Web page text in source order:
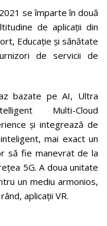
se împarte în două
de aplicații din
Educație și sănătate
de servicii de
bazate pe AI, Ultra
Multi-Cloud
și integrează de
mai exact un
să fie manevrat de la
5G. A doua unitate
un mediu armonios,
aplicații VR.